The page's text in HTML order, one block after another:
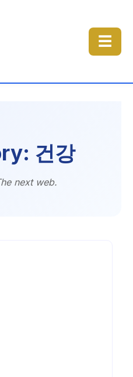
☰
건강
next web.